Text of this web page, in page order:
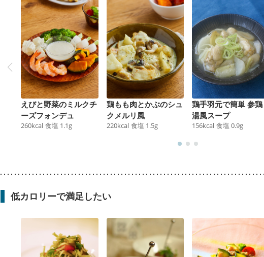
えびと野菜のミルクチ
ーズフォンデュ
260kcal 食塩 1.1g
鶏もも肉とかぶのシュ
クメルリ風
220kcal 食塩 1.5g
鶏手羽元で簡単 参鶏
湯風スープ
156kcal 食塩 0.9g
低カロリーで満足したい